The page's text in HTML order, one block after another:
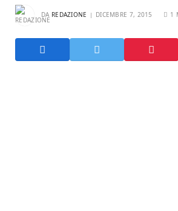
DA REDAZIONE DICEMBRE 7, 2015 1